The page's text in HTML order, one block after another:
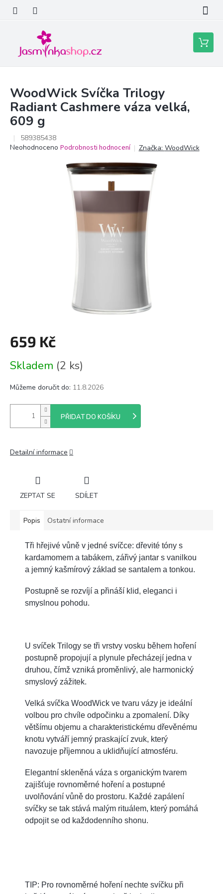
obsah
Nákupní
košík
WoodWick Svíčka Trilogy
Radiant Cashmere váza velká,
609 g
589385438
Průměrné
Neohodnoceno Podrobnosti hodnocení Značka: WoodWick
659 Kč
cena:
Skladem (2 ks)
Můžeme doručit do: 11.8.2026
PŘIDAT DO KOŠÍKU
Detailní informace
ZEPTAT SE SDÍLET
Popis Ostatní informace
Tři hřejivé vůně v jedné svíčce: dřevité tóny s
kardamomem a tabákem, zářivý jantar s vanilkou
a jemný kašmírový základ se santalem a tonkou.
Postupně se rozvíjí a přináší klid, eleganci i
smyslnou pohodu.
U svíček Trilogy se tři vrstvy vosku během hoření
postupně propojují a plynule přecházejí jedna v
druhou, čímž vzniká proměnlivý, ale harmonický
smyslový zážitek.
Velká svíčka WoodWick ve tvaru vázy je ideální
volbou pro chvíle odpočinku a zpomalení. Díky
většímu objemu a charakteristickému dřevěnému
knotu vytváří jemný praskající zvuk, který
navozuje příjemnou a uklidňující atmosféru.
Elegantní skleněná váza s organickým tvarem
zajišťuje rovnoměrné hoření a postupné
uvolňování vůně do prostoru. Každé zapálení
svíčky se tak stává malým rituálem, který pomáhá
odpojit se od každodenního shonu.
TIP: Pro rovnoměrné hoření nechte svíčku při